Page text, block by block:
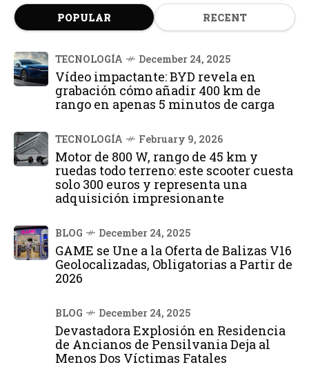
POPULAR RECENT
TECNOLOGÍA December 24, 2025
Vídeo impactante: BYD revela en
grabación cómo añadir 400 km de
rango en apenas 5 minutos de carga
TECNOLOGÍA February 9, 2026
Motor de 800 W, rango de 45 km y
ruedas todo terreno: este scooter cuesta
solo 300 euros y representa una
adquisición impresionante
BLOG December 24, 2025
GAME se Une a la Oferta de Balizas V16
Geolocalizadas, Obligatorias a Partir de
2026
BLOG December 24, 2025
Devastadora Explosión en Residencia
de Ancianos de Pensilvania Deja al
Menos Dos Víctimas Fatales